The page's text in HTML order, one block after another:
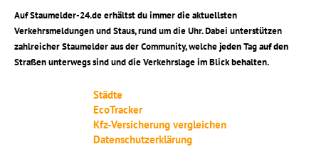
Auf Staumelder-24.de erhältst du immer die aktuellsten
Verkehrsmeldungen und Staus, rund um die Uhr. Dabei unterstützen
zahlreicher Staumelder aus der Community, welche jeden Tag auf den
Straßen unterwegs sind und die Verkehrslage im Blick behalten.
Städte
EcoTracker
Kfz-Versicherung vergleichen
Datenschutzerklärung